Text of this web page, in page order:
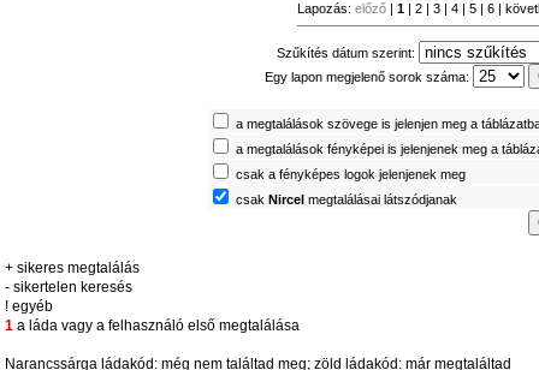
Lapozás:előző |1 | 2 | 3 | 4 | 5 | 6 |
Szűkítés dátum szerint:
Egy lapon megjelenő sorok száma:
a megtalálások szövege is jelenjen meg a
a megtalálások fényképei is jelenjenek meg a
csak a fényképes logok jelenjenek meg
csakNircel megtalálásai látszódjanak
+ sikeres megtalálás
- sikertelen keresés
! egyéb
1 a láda vagy a felhasználó első megtalálása
Narancssárga ládakód: még nem találtad meg; zöld ládakód: már megtaláltad